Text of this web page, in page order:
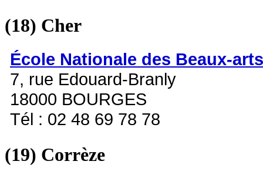
(18) Cher
École Nationale des Beaux-arts
7, rue Edouard-Branly
18000 BOURGES
Tél : 02 48 69 78 78
(19) Corrèze